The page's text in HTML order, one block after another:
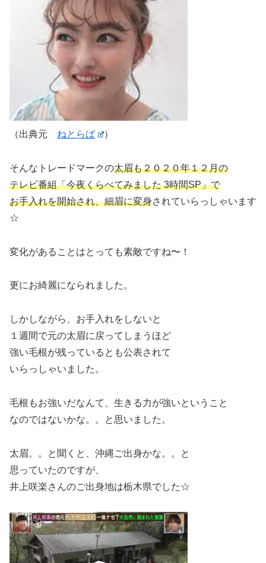
（出典元 ねとらば ）
そんなトレードマークの太眉も２０２０年１２月の
テレビ番組「今夜くらべてみました 3時間SP」で
お手入れを開始され、細眉に変身されていらっしゃいます
☆
変化があることはとっても素敵ですね〜！
更にお綺麗になられました。
しかしながら、お手入れをしないと
１週間で元の太眉に戻ってしまうほど
強い毛根が残っているとも公表されて
いらっしゃいました。
毛根もお強いだなんて、生きる力が強いということ
なのではないかな。。と思いました。
太眉。。と聞くと、沖縄ご出身かな。。と
思っていたのですが、
井上咲楽さんのご出身地は栃木県でした☆